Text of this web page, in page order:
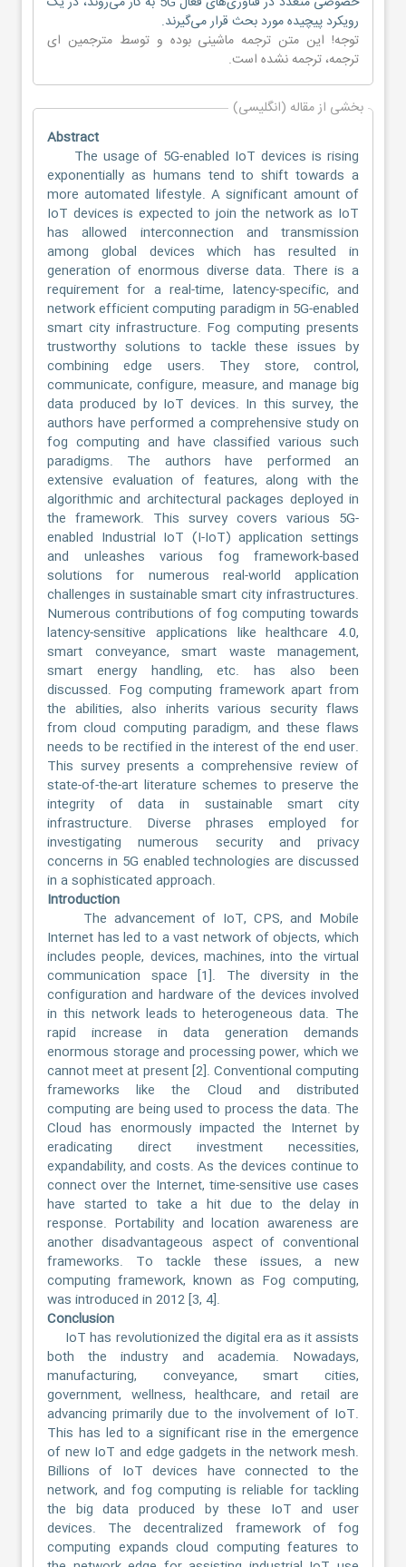
رویکرد پیچیده مورد بحث قرار می‌گیرند.
توجه! این متن ترجمه ماشینی بوده و توسط مترجمین ای
ترجمه، ترجمه نشده است.
بخشی از مقاله (انگلیسی)
Abstract
The usage of 5G-enabled IoT devices is rising
exponentially as humans tend to shift towards a
more automated lifestyle. A significant amount of
IoT devices is expected to join the network as IoT
has allowed interconnection and transmission
among global devices which has resulted in
generation of enormous diverse data. There is a
requirement for a real-time, latency-specific, and
network efficient computing paradigm in 5G-enabled
smart city infrastructure. Fog computing presents
trustworthy solutions to tackle these issues by
combining edge users. They store, control,
communicate, configure, measure, and manage big
data produced by IoT devices. In this survey, the
authors have performed a comprehensive study on
fog computing and have classified various such
paradigms. The authors have performed an
extensive evaluation of features, along with the
algorithmic and architectural packages deployed in
the framework. This survey covers various 5G-
enabled Industrial IoT (I-IoT) application settings
and unleashes various fog framework-based
solutions for numerous real-world application
challenges in sustainable smart city infrastructures.
Numerous contributions of fog computing towards
latency-sensitive applications like healthcare 4.0,
smart conveyance, smart waste management,
smart energy handling, etc. has also been
discussed. Fog computing framework apart from
the abilities, also inherits various security flaws
from cloud computing paradigm, and these flaws
needs to be rectified in the interest of the end user.
This survey presents a comprehensive review of
state-of-the-art literature schemes to preserve the
integrity of data in sustainable smart city
infrastructure. Diverse phrases employed for
investigating numerous security and privacy
concerns in 5G enabled technologies are discussed
in a sophisticated approach.
Introduction
The advancement of IoT, CPS, and Mobile
Internet has led to a vast network of objects, which
includes people, devices, machines, into the virtual
communication space [1]. The diversity in the
configuration and hardware of the devices involved
in this network leads to heterogeneous data. The
rapid increase in data generation demands
enormous storage and processing power, which we
cannot meet at present [2]. Conventional computing
frameworks like the Cloud and distributed
computing are being used to process the data. The
Cloud has enormously impacted the Internet by
eradicating direct investment necessities,
expandability, and costs. As the devices continue to
connect over the Internet, time-sensitive use cases
have started to take a hit due to the delay in
response. Portability and location awareness are
another disadvantageous aspect of conventional
frameworks. To tackle these issues, a new
computing framework, known as Fog computing,
was introduced in 2012 [3, 4].
Conclusion
IoT has revolutionized the digital era as it assists
both the industry and academia. Nowadays,
manufacturing, conveyance, smart cities,
government, wellness, healthcare, and retail are
advancing primarily due to the involvement of IoT.
This has led to a significant rise in the emergence
of new IoT and edge gadgets in the network mesh.
Billions of IoT devices have connected to the
network, and fog computing is reliable for tackling
the big data produced by these IoT and user
devices. The decentralized framework of fog
computing expands cloud computing features to